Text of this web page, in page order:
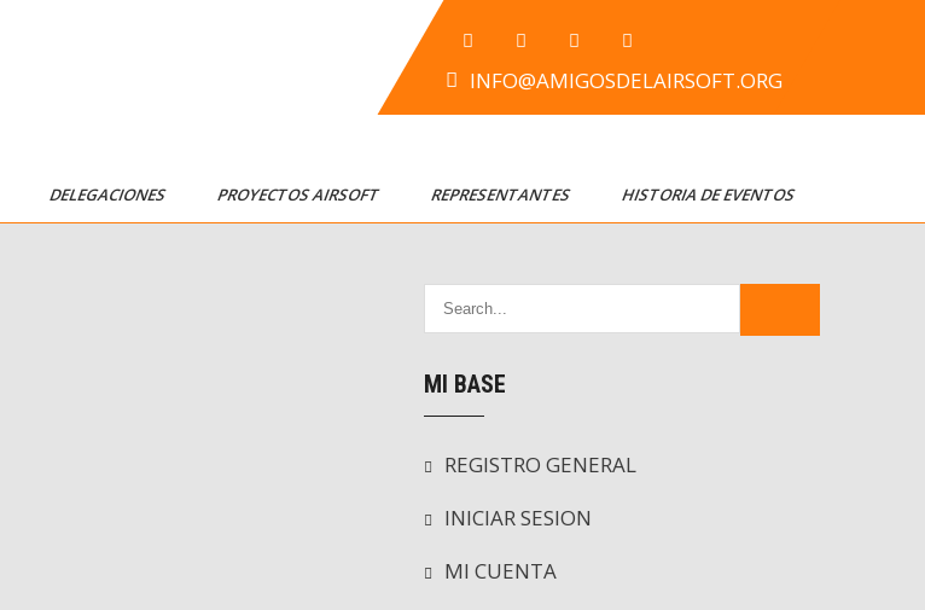
INFO@AMIGOSDELAIRSOFT.ORG
DELEGACIONES PROYECTOS AIRSOFT REPRESENTANTES HISTORIA DE EVENTOS
MI BASE
REGISTRO GENERAL
INICIAR SESION
MI CUENTA